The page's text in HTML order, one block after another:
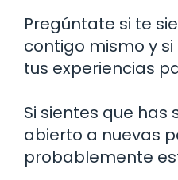
Pregúntate si te
contigo mismo y
tus experiencias
Si sientes que has
abierto a nuevas
probablemente